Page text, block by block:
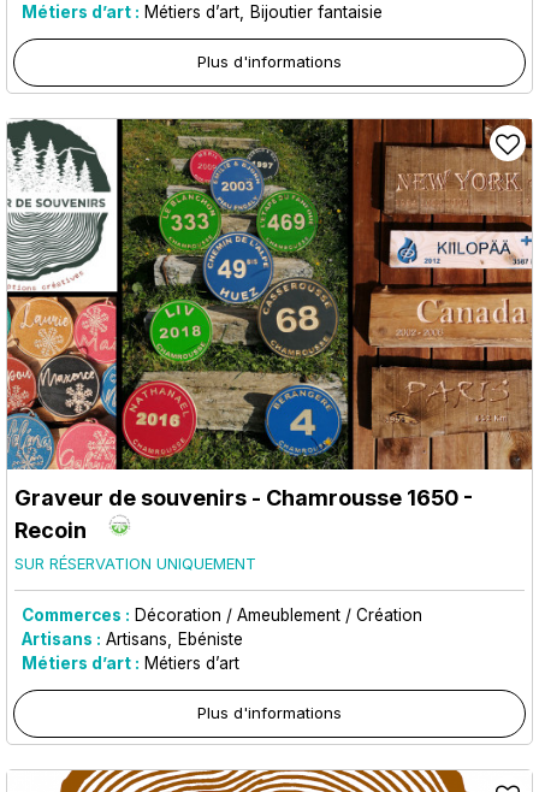
Métiers d’art : Métiers d’art Bijoutier fantaisie
Plus d'informations
Graveur de souvenirs - Chamrousse 1650 -
Recoin
SUR RÉSERVATION UNIQUEMENT
Commerces : Décoration / Ameublement / Création
Artisans : Artisans
Ebéniste
Métiers d’art : Métiers d’art
Plus d'informations